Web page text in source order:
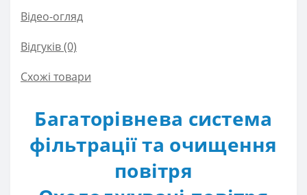
Відео-огляд
Відгуків (0)
Схожі товари
Багаторівнева система
фільтрації та очищення
повітря